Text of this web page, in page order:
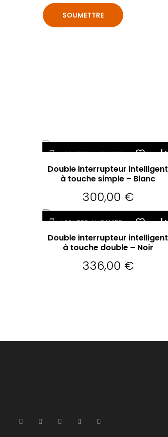
AJOUTER AU PANIER
Double interrupteur intelligent
à touche simple – Blanc
300,00 €
AJOUTER AU PANIER
Double interrupteur intelligent
à touche double – Noir
336,00 €